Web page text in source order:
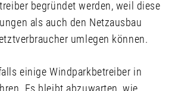
begründet werden, weil diese
als auch den Netzausbau
umlegen können.
einige Windparkbetreiber in
Es bleibt abzuwarten, wie